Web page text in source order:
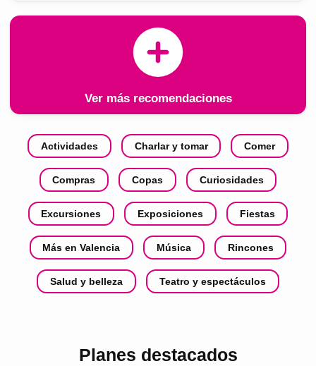
Ver más recomendaciones
Actividades Charlar y tomar Comer
Compras Copas Curiosidades
Excursiones Exposiciones Fiestas
Más en Valencia Música Rincones
Salud y belleza Teatro y espectáculos
Planes destacados